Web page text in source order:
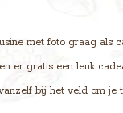
met foto graag als
er gratis een leuk
bij het veld om je